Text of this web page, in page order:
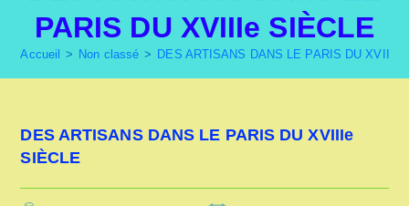
PARIS DU XVIIIe SIÈCLE
Accueil > Non classé > DES ARTISANS DANS LE PARIS DU XVIIIe
DES ARTISANS DANS LE PARIS DU XVIIIe
SIÈCLE